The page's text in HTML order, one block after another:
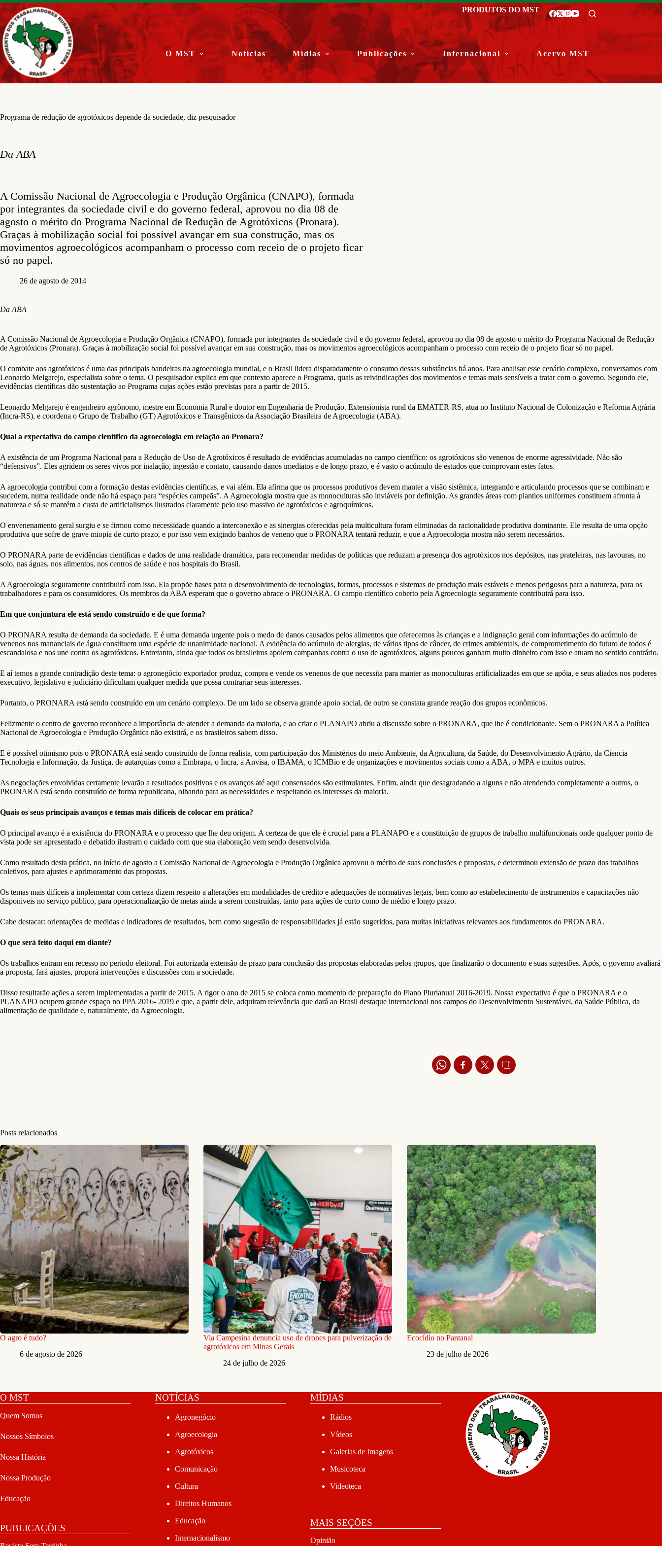
Pular
para
o
conteúdo
PRODUTOS DO MST
O MST Notícias Mídias Publicações Internacional Acervo MST
Programa de redução de agrotóxicos depende da sociedade, diz pesquisador
Da ABA
A Comissão Nacional de Agroecologia e Produção Orgânica (CNAPO), formada
por integrantes da sociedade civil e do governo federal, aprovou no dia 08 de
agosto o mérito do Programa Nacional de Redução de Agrotóxicos (Pronara).
Graças à mobilização social foi possível avançar em sua construção, mas os
movimentos agroecológicos acompanham o processo com receio de o projeto ficar
só no papel.
26 de agosto de 2014
Da ABA
A Comissão Nacional de Agroecologia e Produção Orgânica (CNAPO), formada por integrantes da sociedade civil e do governo federal, aprovou no dia 08 de agosto o mérito do Programa Nacional de Redução
de Agrotóxicos (Pronara). Graças à mobilização social foi possível avançar em sua construção, mas os movimentos agroecológicos acompanham o processo com receio de o projeto ficar só no papel.
O combate aos agrotóxicos é uma das principais bandeiras na agroecologia mundial, e o Brasil lidera disparadamente o consumo dessas substâncias há anos. Para analisar esse cenário complexo, conversamos com
Leonardo Melgarejo, especialista sobre o tema. O pesquisador explica em que contexto aparece o Programa, quais as reivindicações dos movimentos e temas mais sensíveis a tratar com o governo. Segundo ele,
evidências científicas dão sustentação ao Programa cujas ações estão previstas para a partir de 2015.
Leonardo Melgarejo é engenheiro agrônomo, mestre em Economia Rural e doutor em Engenharia de Produção. Extensionista rural da EMATER-RS, atua no Instituto Nacional de Colonização e Reforma Agrária
(Incra-RS), e coordena o Grupo de Trabalho (GT) Agrotóxicos e Transgênicos da Associação Brasileira de Agroecologia (ABA).
Qual a expectativa do campo científico da agroecologia em relação ao Pronara?
A existência de um Programa Nacional para a Redução de Uso de Agrotóxicos é resultado de evidências acumuladas no campo científico: os agrotóxicos são venenos de enorme agressividade. Não são
“defensivos”. Eles agridem os seres vivos por inalação, ingestão e contato, causando danos imediatos e de longo prazo, e é vasto o acúmulo de estudos que comprovam estes fatos.
A agroecologia contribui com a formação destas evidências científicas, e vai além. Ela afirma que os processos produtivos devem manter a visão sistêmica, integrando e articulando processos que se combinam e
sucedem, numa realidade onde não há espaço para “espécies campeãs”. A Agroecologia mostra que as monoculturas são inviáveis por definição. As grandes áreas com plantios uniformes constituem afronta à
natureza e só se mantém a custa de artificialismos ilustrados claramente pelo uso massivo de agrotóxicos e agroquímicos.
O envenenamento geral surgiu e se firmou como necessidade quando a interconexão e as sinergias oferecidas pela multicultura foram eliminadas da racionalidade produtiva dominante. Ele resulta de uma opção
produtiva que sofre de grave miopia de curto prazo, e por isso vem exigindo banhos de veneno que o PRONARA tentará reduzir, e que a Agroecologia mostra não serem necessários.
O PRONARA parte de evidências científicas e dados de uma realidade dramática, para recomendar medidas de políticas que reduzam a presença dos agrotóxicos nos depósitos, nas prateleiras, nas lavouras, no
solo, nas águas, nos alimentos, nos centros de saúde e nos hospitais do Brasil.
A Agroecologia seguramente contribuirá com isso. Ela propõe bases para o desenvolvimento de tecnologias, formas, processos e sistemas de produção mais estáveis e menos perigosos para a natureza, para os
trabalhadores e para os consumidores. Os membros da ABA esperam que o governo abrace o PRONARA. O campo científico coberto pela Agroecologia seguramente contribuirá para isso.
Em que conjuntura ele está sendo construído e de que forma?
O PRONARA resulta de demanda da sociedade. E é uma demanda urgente pois o medo de danos causados pelos alimentos que oferecemos às crianças e a indignação geral com informações do acúmulo de
venenos nos mananciais de água constituem uma espécie de unanimidade nacional. A evidência do acúmulo de alergias, de vários tipos de câncer, de crimes ambientais, de comprometimento do futuro de todos é
escandalosa e nos une contra os agrotóxicos. Entretanto, ainda que todos os brasileiros apoiem campanhas contra o uso de agrotóxicos, alguns poucos ganham muito dinheiro com isso e atuam no sentido contrário.
E aí temos a grande contradição deste tema: o agronegócio exportador produz, compra e vende os venenos de que necessita para manter as monoculturas artificializadas em que se apóia, e seus aliados nos poderes
executivo, legislativo e judiciário dificultam qualquer medida que possa contrariar seus interesses.
Portanto, o PRONARA está sendo construído em um cenário complexo. De um lado se observa grande apoio social, de outro se constata grande reação dos grupos econômicos.
Felizmente o centro de governo reconhece a importância de atender a demanda da maioria, e ao criar o PLANAPO abriu a discussão sobre o PRONARA, que lhe é condicionante. Sem o PRONARA a Política
Nacional de Agroecologia e Produção Orgânica não existirá, e os brasileiros sabem disso.
E é possível otimismo pois o PRONARA está sendo construído de forma realista, com participação dos Ministérios do meio Ambiente, da Agricultura, da Saúde, do Desenvolvimento Agrário, da Ciencia
Tecnologia e Informação, da Justiça, de autarquias como a Embrapa, o Incra, a Anvisa, o IBAMA, o ICMBio e de organizações e movimentos sociais como a ABA, o MPA e muitos outros.
As negociações envolvidas certamente levarão a resultados positivos e os avanços até aqui consensados são estimulantes. Enfim, ainda que desagradando a alguns e não atendendo completamente a outros, o
PRONARA está sendo construído de forma republicana, olhando para as necessidades e respeitando os interesses da maioria.
Quais os seus principais avanços e temas mais difíceis de colocar em prática?
O principal avanço é a existência do PRONARA e o processo que lhe deu origem. A certeza de que ele é crucial para a PLANAPO e a constituição de grupos de trabalho multifuncionais onde qualquer ponto de
vista pode ser apresentado e debatido ilustram o cuidado com que sua elaboração vem sendo desenvolvida.
Como resultado desta prática, no início de agosto a Comissão Nacional de Agroecologia e Produção Orgânica aprovou o mérito de suas conclusões e propostas, e determinou extensão de prazo dos trabalhos
coletivos, para ajustes e aprimoramento das propostas.
Os temas mais difíceis a implementar com certeza dizem respeito a alterações em modalidades de crédito e adequações de normativas legais, bem como ao estabelecimento de instrumentos e capacitações não
disponíveis no serviço público, para operacionalização de metas ainda a serem construídas, tanto para ações de curto como de médio e longo prazo.
Cabe destacar: orientações de medidas e indicadores de resultados, bem como sugestão de responsabilidades já estão sugeridos, para muitas iniciativas relevantes aos fundamentos do PRONARA.
O que será feito daqui em diante?
Os trabalhos entram em recesso no período eleitoral. Foi autorizada extensão de prazo para conclusão das propostas elaboradas pelos grupos, que finalizarão o documento e suas sugestões. Após, o governo avaliará
a proposta, fará ajustes, proporá intervenções e discussões com a sociedade.
Disso resultarão ações a serem implementadas a partir de 2015. A rigor o ano de 2015 se coloca como momento de preparação do Plano Plurianual 2016-2019. Nossa expectativa é que o PRONARA e o
PLANAPO ocupem grande espaço no PPA 2016- 2019 e que, a partir dele, adquiram relevância que dará ao Brasil destaque internacional nos campos do Desenvolvimento Sustentável, da Saúde Pública, da
alimentação de qualidade e, naturalmente, da Agroecologia.
Posts relacionados
O agro é tudo?
6 de agosto de 2026
Via Campesina denuncia uso de drones para pulverização de
agrotóxicos em Minas Gerais
24 de julho de 2026
Ecocídio no Pantanal
23 de julho de 2026
O MST
Quem Somos
Nossos Símbolos
Nossa História
Nossa Produção
Educação
PUBLICAÇÕES
NOTÍCIAS
Agronegócio
Agroecologia
Agrotóxicos
Comunicação
Cultura
Direitos Humanos
Educação
Internacionalismo
MÍDIAS
Rádios
Vídeos
Galerias de Imagens
Musicoteca
Videoteca
MAIS SEÇÕES
Opinião